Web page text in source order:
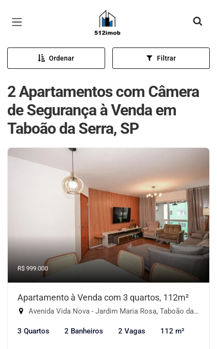
Página inicial
Ordenar Filtrar
2 Apartamentos com Câmera
de Segurança à Venda em
Taboão da Serra, SP
R$ 999.000
Apartamento à Venda com 3 quartos, 112m²
Avenida Vida Nova - Jardim Maria Rosa, Taboão da Serra-SP
3 Quartos 2 Banheiros 2 Vagas 112 m²